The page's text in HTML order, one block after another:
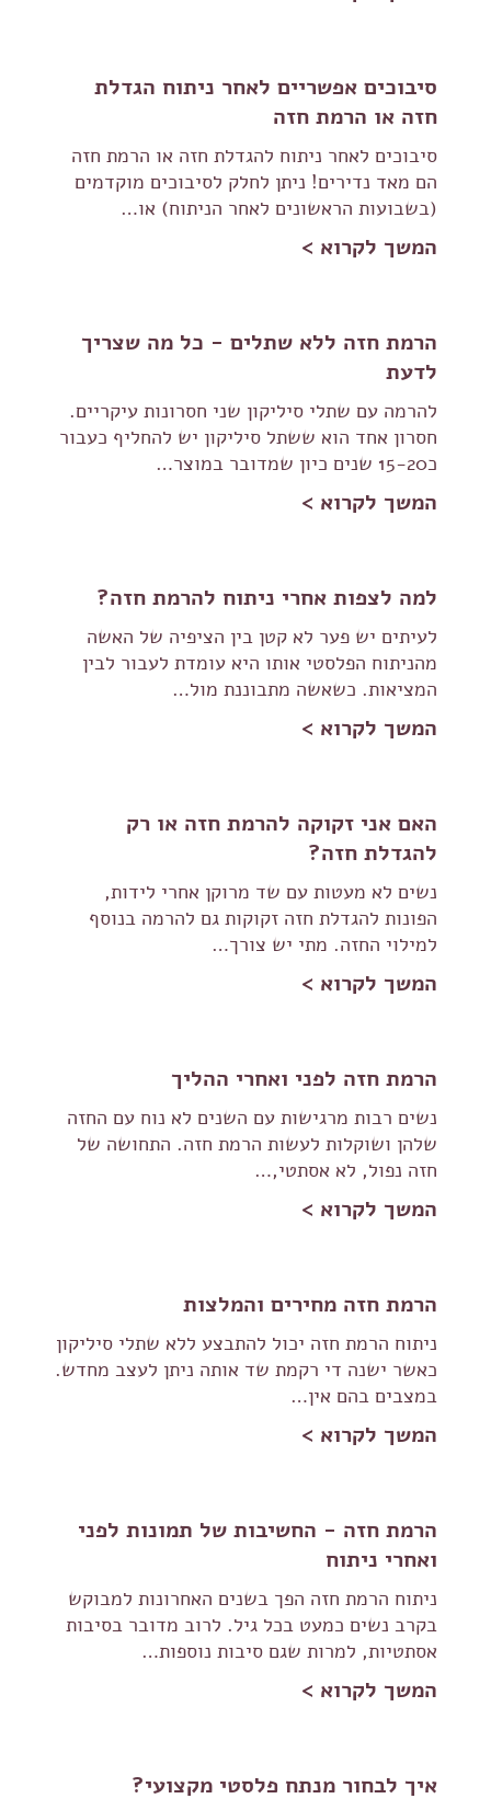
סיבוכים אפשריים לאחר ניתוח הגדלת
חזה או הרמת חזה
סיבוכים לאחר ניתוח להגדלת חזה או הרמת חזה
הם מאד נדירים! ניתן לחלק לסיבוכים מוקדמים
(בשבועות הראשונים לאחר הניתוח) או…
המשך לקרוא >
הרמת חזה ללא שתלים - כל מה שצריך
לדעת
להרמה עם שתלי סיליקון שני חסרונות עיקריים.
חסרון אחד הוא ששתל סיליקון יש להחליף כעבור
כ15-20 שנים כיון שמדובר במוצר…
המשך לקרוא >
למה לצפות אחרי ניתוח להרמת חזה?
לעיתים יש פער לא קטן בין הציפיה של האשה
מהניתוח הפלסטי אותו היא עומדת לעבור לבין
המציאות. כשאשה מתבוננת מול…
המשך לקרוא >
האם אני זקוקה להרמת חזה או רק
להגדלת חזה?
נשים לא מעטות עם שד מרוקן אחרי לידות,
הפונות להגדלת חזה זקוקות גם להרמה בנוסף
למילוי החזה. מתי יש צורך…
המשך לקרוא >
הרמת חזה לפני ואחרי ההליך
נשים רבות מרגישות עם השנים לא נוח עם החזה
שלהן ושוקלות לעשות הרמת חזה. התחושה של
חזה נפול, לא אסתטי,…
המשך לקרוא >
הרמת חזה מחירים והמלצות
ניתוח הרמת חזה יכול להתבצע ללא שתלי סיליקון
כאשר ישנה די רקמת שד אותה ניתן לעצב מחדש.
במצבים בהם אין…
המשך לקרוא >
הרמת חזה - החשיבות של תמונות לפני
ואחרי ניתוח
ניתוח הרמת חזה הפך בשנים האחרונות למבוקש
בקרב נשים כמעט בכל גיל. לרוב מדובר בסיבות
אסתטיות, למרות שגם סיבות נוספות…
המשך לקרוא >
איך לבחור מנתח פלסטי מקצועי?